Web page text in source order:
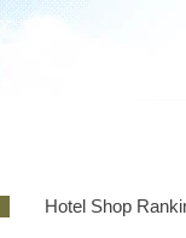
Hotel Shop